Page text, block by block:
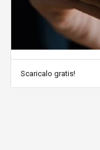
Scaricalo gratis!